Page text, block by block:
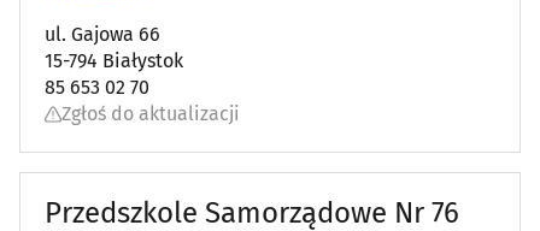
ul. Gajowa 66
15-794 Białystok
85 653 02 70
Zgłoś do aktualizacji
Przedszkole Samorządowe Nr 76